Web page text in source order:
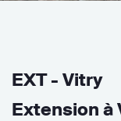
EXT - Vitry
Extension à